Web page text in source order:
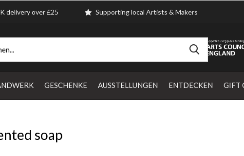
GESCHENKE AUSSTELLUNGEN ENTDECKEN GIFT
delivery over £25 Supporting local Artists & Makers
soap